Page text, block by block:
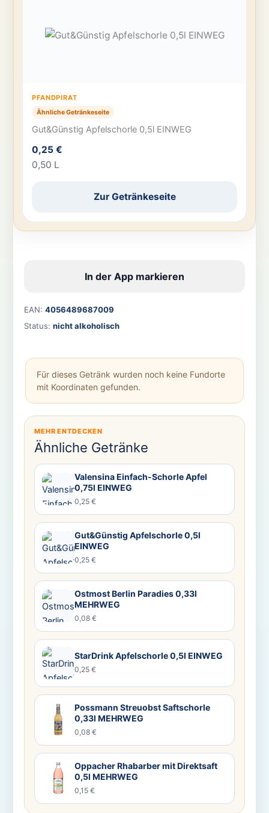
PFANDPIRAT
Ähnliche Getränkeseite
Gut&Günstig Apfelschorle 0,5l EINWEG
0,25 €
0,50 L
Zur Getränkeseite
In der App markieren
EAN: 4056489687009
Status: nicht alkoholisch
Für dieses Getränk wurden noch keine Fundorte
mit Koordinaten gefunden.
MEHR ENTDECKEN
Ähnliche Getränke
Valensina Einfach-Schorle Apfel
0,75l EINWEG
0,25 €
Gut&Günstig Apfelschorle 0,5l
EINWEG
0,25 €
Ostmost Berlin Paradies 0,33l
MEHRWEG
0,08 €
StarDrink Apfelschorle 0,5l EINWEG
0,25 €
Possmann Streuobst Saftschorle
0,33l MEHRWEG
0,08 €
Oppacher Rhabarber mit Direktsaft
0,5l MEHRWEG
0,15 €